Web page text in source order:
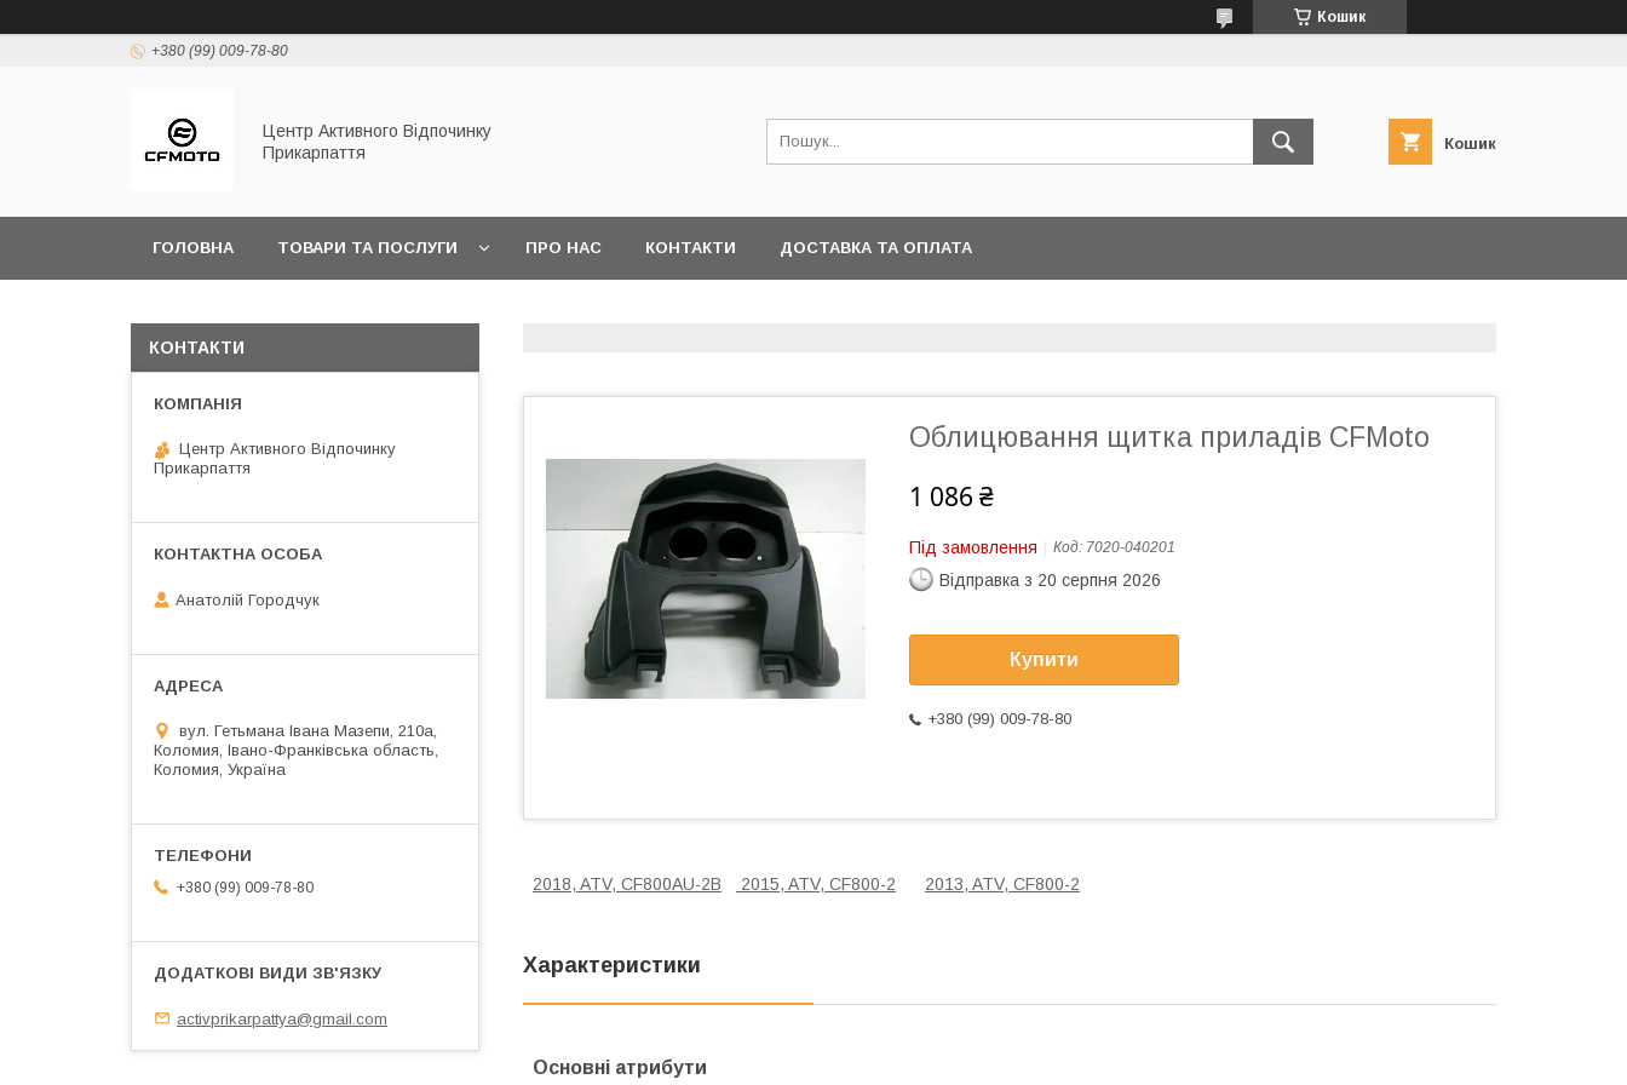
Кошик
+380 (99) 009-78-80
Центр Активного Відпочинку
Прикарпаття
Кошик
ГОЛОВНА ТОВАРИ ТА ПОСЛУГИ ПРО НАС КОНТАКТИ ДОСТАВКА ТА ОПЛАТА
Облицювання щитка приладів CFMoto
1 086 ₴
Під замовлення Код: 7020-040201
Відправка з 20 серпня 2026
Купити
+380 (99) 009-78-80
2018, ATV, CF800AU-2B 2015, ATV, CF800-2 2013, ATV, CF800-2
Характеристики
Основні атрибути
КОНТАКТИ
Центр Активного Відпочинку
Прикарпаття
Анатолій Городчук
вул. Гетьмана Івана Мазепи, 210а,
Коломия, Івано-Франківська область,
Коломия, Україна
+380 (99) 009-78-80
activprikarpattya@gmail.com